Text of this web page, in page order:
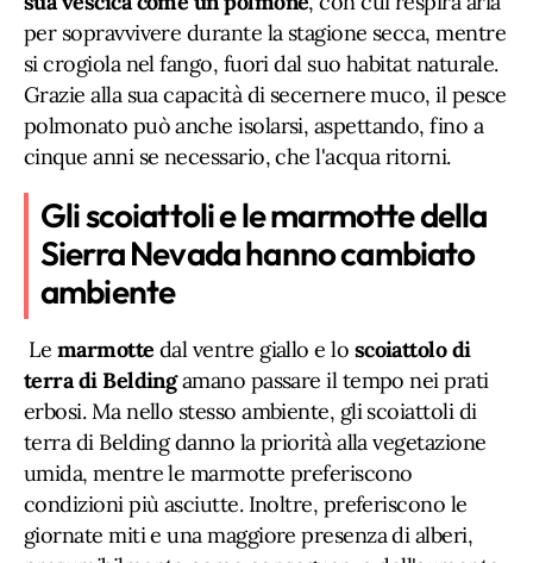
per sopravvivere durante la stagione secca, mentre
si crogiola nel fango, fuori dal suo habitat naturale.
Grazie alla sua capacità di secernere muco, il pesce
polmonato può anche isolarsi, aspettando, fino a
cinque anni se necessario, che l'acqua ritorni.
Gli scoiattoli e le marmotte della
Sierra Nevada hanno cambiato
ambiente
Le marmotte dal ventre giallo e lo scoiattolo di
terra di Beldingamano passare il tempo nei prati
erbosi. Ma nello stesso ambiente, gli scoiattoli di
terra di Belding danno la priorità alla vegetazione
umida, mentre le marmotte preferiscono
condizioni più asciutte. Inoltre, preferiscono le
giornate miti e una maggiore presenza di alberi,